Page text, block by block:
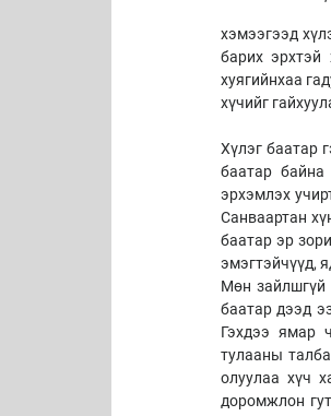
хэмээгээд
барих
хуягийнхаа
хүчийг
Хүлэг баатар
баатар байна
эрхэмлэх
Санваартан
баатар эр
эмэгтэйчүүд,
Мөн зайлшгүй
баатар дээд
Гэхдээ ямар
тулааны
олуулаа хүч
доромжлон